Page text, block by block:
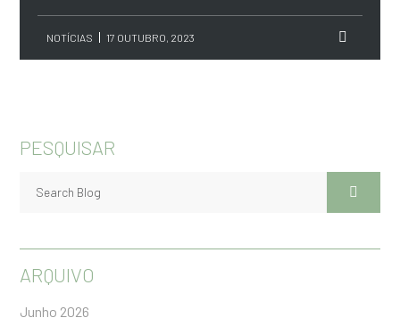
NOTÍCIAS 17 OUTUBRO, 2023
PESQUISAR
ARQUIVO
Junho 2026